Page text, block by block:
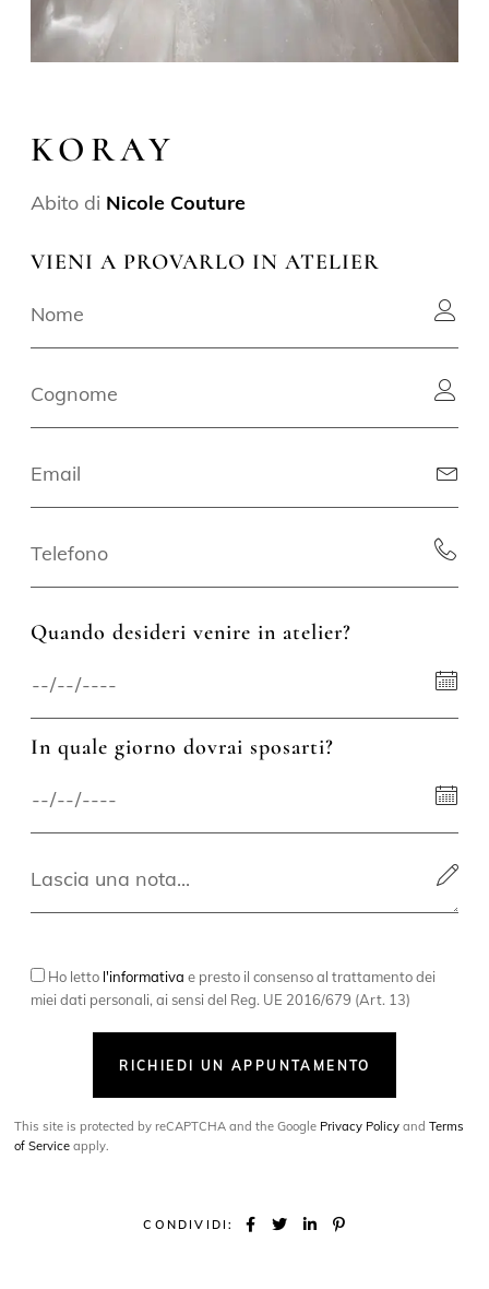
KORAY
Abito di Nicole Couture
VIENI A PROVARLO IN ATELIER
Quando desideri venire in atelier?
In quale giorno dovrai sposarti?
Ho letto l'informativa e presto il consenso al trattamento dei
miei dati personali, ai sensi del Reg. UE 2016/679 (Art. 13)
RICHIEDI UN APPUNTAMENTO
This site is protected by reCAPTCHA and the Google Privacy Policy andTerms
of Service apply.
CONDIVIDI: